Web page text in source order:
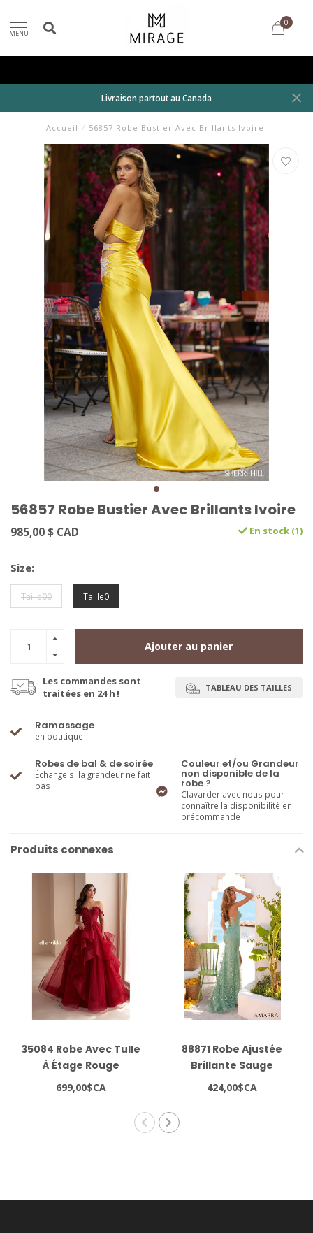
MENU
0
Livraison partout au Canada
Accueil / 56857 Robe Bustier Avec Brillants Ivoire
56857 Robe Bustier Avec Brillants Ivoire
985,00 $ CAD En stock (1)
Size:
Taille00 Taille0
Ajouter au panier
Les commandes sont
traitées en 24 h !
TABLEAU DES TAILLES
Ramassage
en boutique
Robes de bal & de soirée
Échange si la grandeur ne fait
pas
Couleur et/ou Grandeur
non disponible de la
robe ?
Clavarder avec nous pour
connaître la disponibilité en
précommande
Produits connexes
35084 Robe Avec Tulle
À Étage Rouge
699,00$CA
88871 Robe Ajustée
Brillante Sauge
424,00$CA